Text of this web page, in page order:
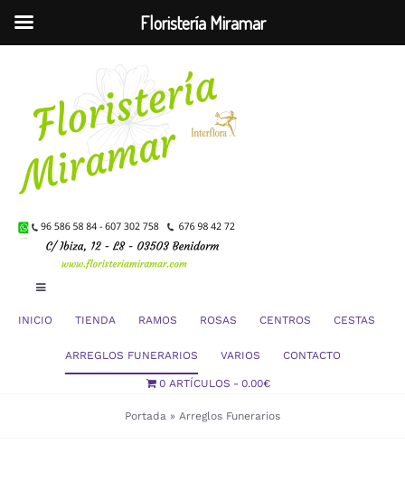
contenido
Toggle
INICIO TIENDA RAMOS ROSAS CENTROS CESTAS
ARREGLOS FUNERARIOS VARIOS CONTACTO
0 ARTÍCULOS 0.00€
Portada » Arreglos Funerarios
Floristería Miramar